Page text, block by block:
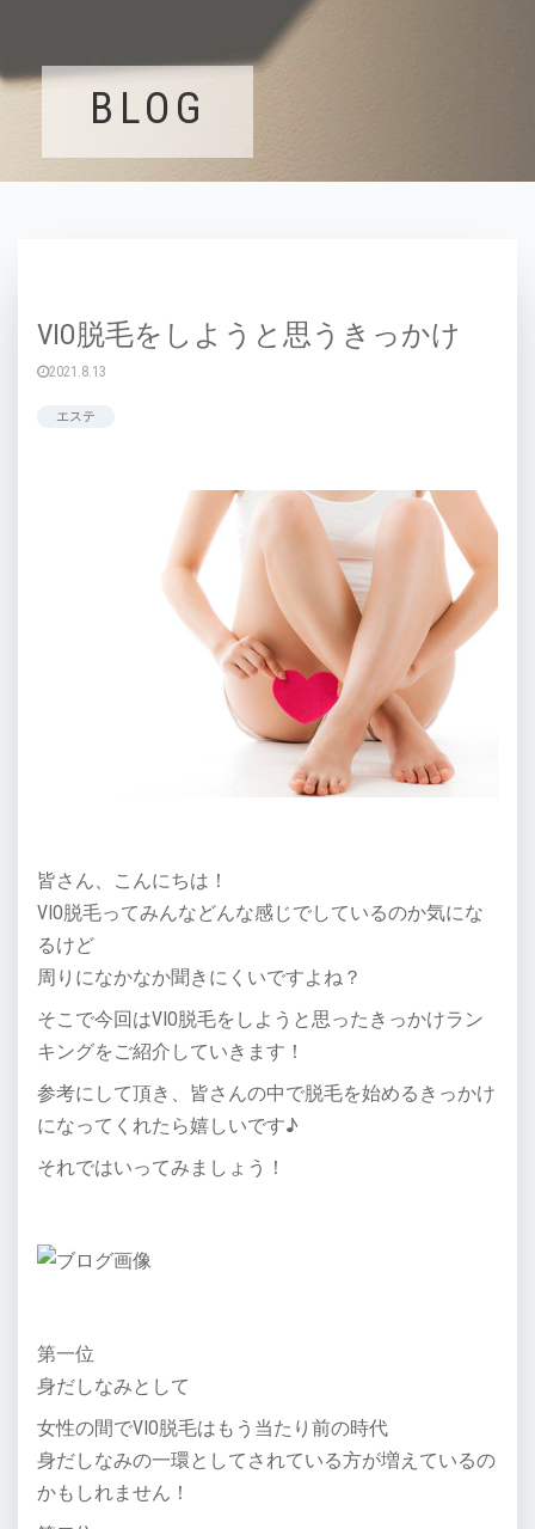
BLOG
VIO脱毛をしようと思うきっかけ
2021.8.13
エステ
皆さん、こんにちは！
VIO脱毛ってみんなどんな感じでしているのか気にな
るけど
周りになかなか聞きにくいですよね？
そこで今回はVIO脱毛をしようと思ったきっかけラン
キングをご紹介していきます！
参考にして頂き、皆さんの中で脱毛を始めるきっかけ
になってくれたら嬉しいです♪
それではいってみましょう！
第一位
身だしなみとして
女性の間でVIO脱毛はもう当たり前の時代
身だしなみの一環としてされている方が増えているの
かもしれません！